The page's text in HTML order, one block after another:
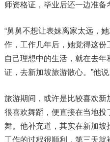
师资格证，毕业后还一边准备
“舅舅不想让表妹离家太远，
作，工作几年后，她觉得这
自己理想中的生活，就在去
证，去新加坡旅游散心。”他说
旅游期间，或许是比较喜欢
很喜欢舞蹈，便直接在当地
舞。他补充道，其实在新加
工作的过程很顺利，第三天